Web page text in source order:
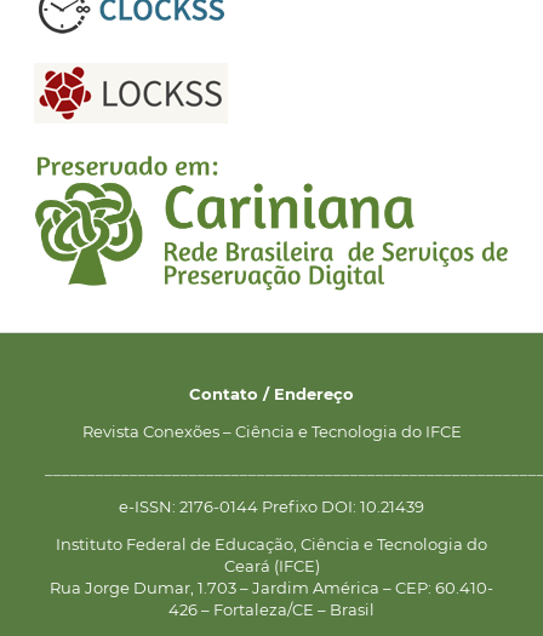
Contato / Endereço
Revista Conexões – Ciência e Tecnologia do IFCE
e-ISSN: 2176-0144 Prefixo DOI: 10.21439
Instituto Federal de Educação, Ciência e Tecnologia do
Ceará (IFCE)
Rua Jorge Dumar, 1.703 – Jardim América – CEP: 60.410-
426 – Fortaleza/CE – Brasil